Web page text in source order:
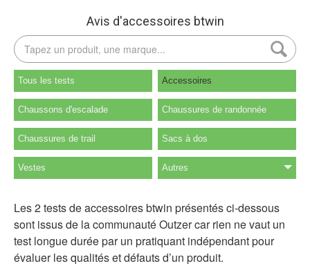
Avis d'accessoires btwin
Tous les tests Accessoires
Chaussons d'escalade Chaussures de randonnée
Chaussures de trail Sacs à dos
Vestes Autres
Les 2 tests de accessoires btwin présentés ci-dessous
sont issus de la communauté Outzer car rien ne vaut un
test longue durée par un pratiquant indépendant pour
évaluer les qualités et défauts d’un produit.